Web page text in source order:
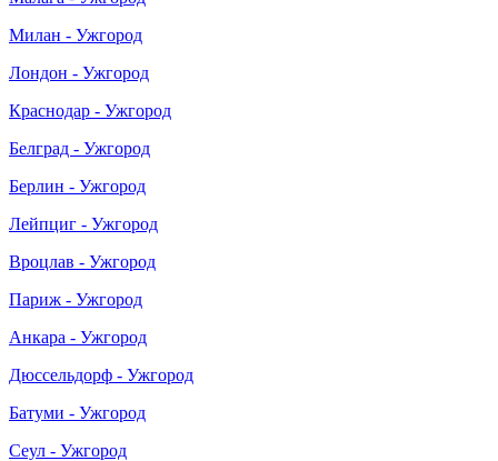
Милан - Ужгород
Лондон - Ужгород
Краснодар - Ужгород
Белград - Ужгород
Берлин - Ужгород
Лейпциг - Ужгород
Вроцлав - Ужгород
Париж - Ужгород
Анкара - Ужгород
Дюссельдорф - Ужгород
Батуми - Ужгород
Сеул - Ужгород